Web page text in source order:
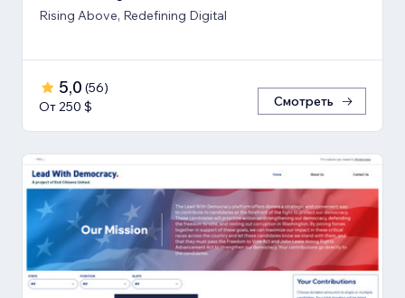
Rising Above, Redefining Digital
5,0 (56)
От 250 $
Смотреть